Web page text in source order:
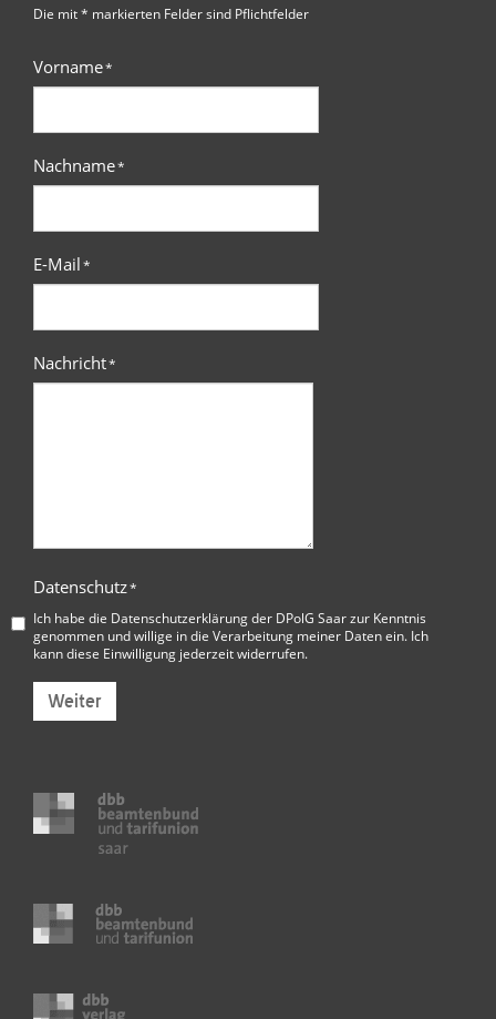
Die mit * markierten Felder sind Pflichtfelder
Vorname*
Nachname*
E-Mail*
Nachricht*
Datenschutz*
Ich habe die Datenschutzerklärung der DPolG Saarzur Kenntnis
genommen und willige in die Verarbeitung meiner Daten ein. Ich
kann diese Einwilligung jederzeit widerrufen.
Weiter